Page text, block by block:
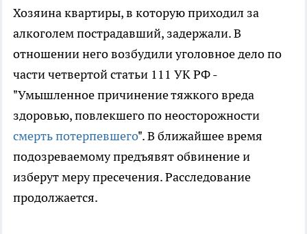
Хозяина квартиры, в которую приходил за
алкоголем пострадавший, задержали. В
отношении него возбудили уголовное дело по
части четвертой статьи 111 УК РФ -
"Умышленное причинение тяжкого вреда
здоровью, повлекшего по неосторожности
смерть потерпевшего". В ближайшее время
подозреваемому предъявят обвинение и
изберут меру пресечения. Расследование
продолжается.